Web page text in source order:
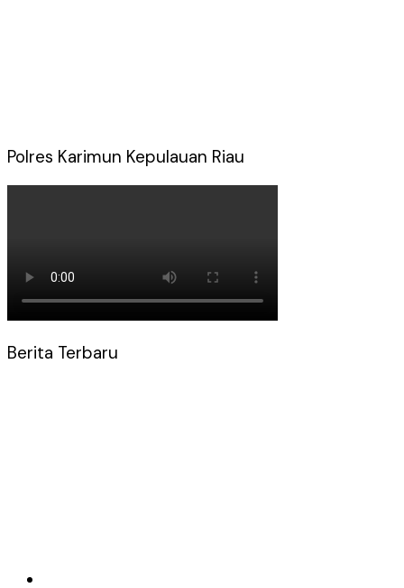
Polres Karimun Kepulauan Riau
Berita Terbaru